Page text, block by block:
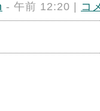
- 午前 12:20 | コ